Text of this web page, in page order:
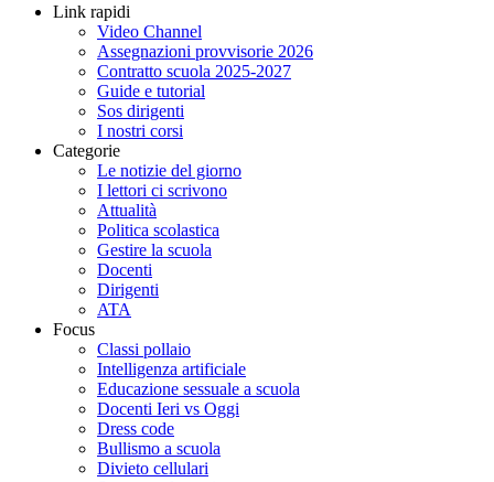
Link rapidi
Video Channel
Assegnazioni provvisorie 2026
Contratto scuola 2025-2027
Guide e tutorial
Sos dirigenti
I nostri corsi
Categorie
Le notizie del giorno
I lettori ci scrivono
Attualità
Politica scolastica
Gestire la scuola
Docenti
Dirigenti
ATA
Focus
Classi pollaio
Intelligenza artificiale
Educazione sessuale a scuola
Docenti Ieri vs Oggi
Dress code
Bullismo a scuola
Divieto cellulari